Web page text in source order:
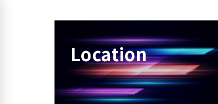
Location